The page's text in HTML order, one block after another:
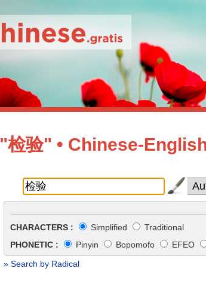
"检验" • Chinese-
CHARACTERS :
Simplified
Traditional
PHONETIC :
Pinyin Bopomofo EFEO
» Search by Radical